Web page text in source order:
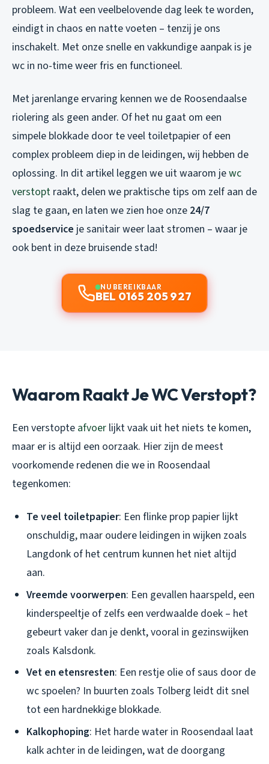
probleem. Wat een veelbelovende dag leek te worden,
eindigt in chaos en natte voeten – tenzij je ons
inschakelt. Met onze snelle en vakkundige aanpak is je
wc in no-time weer fris en functioneel.
Met jarenlange ervaring kennen we de Roosendaalse
riolering als geen ander. Of het nu gaat om een
simpele blokkade door te veel toiletpapier of een
complex probleem diep in de leidingen, wij hebben de
oplossing. In dit artikel leggen we uit waarom jewc
verstopt raakt, delen we praktische tips om zelf aan de
slag te gaan, en laten we zien hoe onze 24/7
spoedservice je sanitair weer laat stromen – waar je
ook bent in deze bruisende stad!
NU BEREIKBAAR
BEL 0165 205 927
Waarom Raakt Je WC Verstopt?
Een verstopte afvoer lijkt vaak uit het niets te komen,
maar er is altijd een oorzaak. Hier zijn de meest
voorkomende redenen die we in Roosendaal
tegenkomen:
Te veel toiletpapier: Een flinke prop papier lijkt
onschuldig, maar oudere leidingen in wijken zoals
Langdonk of het centrum kunnen het niet altijd
aan.
Vreemde voorwerpen: Een gevallen haarspeld, een
kinderspeeltje of zelfs een verdwaalde doek – het
gebeurt vaker dan je denkt, vooral in gezinswijken
zoals Kalsdonk.
Vet en etensresten: Een restje olie of saus door de
wc spoelen? In buurten zoals Tolberg leidt dit snel
tot een hardnekkige blokkade.
Kalkophoping: Het harde water in Roosendaal laat
kalk achter in de leidingen, wat de doorgang